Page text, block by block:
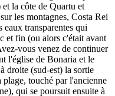
la côte de Quartu et
les montagnes, Costa Rei
eaux transparentes qui
et fin (ou alors c'était avant
vous venez de continuer
l'église de Bonaria et le
droite (sud-est) la sortie
touché par l'ancienne
qui se poursuit ensuite à